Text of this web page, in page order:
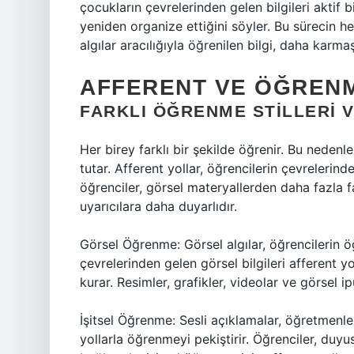
çocukların çevrelerinden gelen bilgileri aktif
yeniden organize ettiğini söyler. Bu sürecin
algılar aracılığıyla öğrenilen bilgi, daha
AFFERENT VE
FARKLI ÖĞRENME STILLERI
Her birey farklı bir şekilde öğrenir. Bu
tutar. Afferent yollar, öğrencilerin
öğrenciler, görsel materyallerden daha fazla
uyarıcılara daha duyarlıdır.
Görsel Öğrenme: Görsel algılar, öğrencilerin
çevrelerinden gelen görsel bilgileri afferent
kurar. Resimler, grafikler, videolar ve görsel
İşitsel Öğrenme: Sesli açıklamalar,
yollarla öğrenmeyi pekiştirir. Öğrenciler,